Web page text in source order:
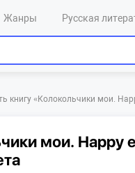
Жанры Русская
книгу «‎Колокольчики мои.
мои. Happy